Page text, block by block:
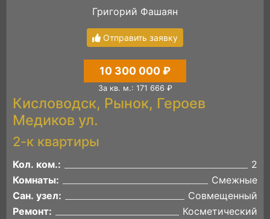
Григорий Фашаян
Отправить заявку
10 300 000 ₽
За кв. м.: 171 666 ₽
Кисловодск, Рынок, Героев
Медиков ул.
2-к квартиры
Кол. ком.:
2
Комнаты:
Смежные
Сан. узел:
Совмещенный
Ремонт:
Косметический